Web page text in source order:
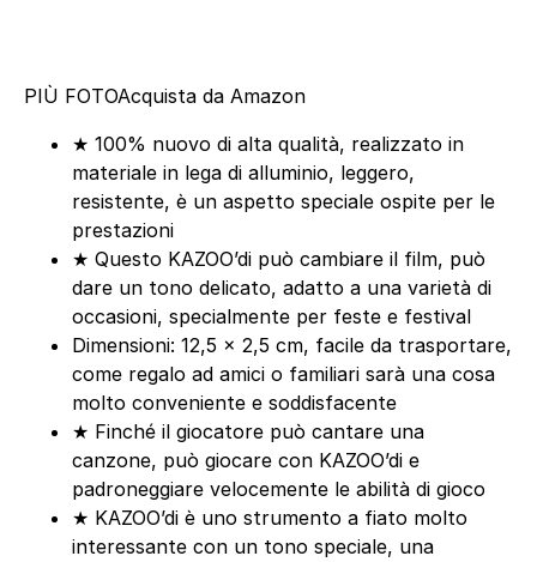
PIÙ FOTOAcquista da Amazon
★ 100% nuovo di alta qualità, realizzato in
materiale in lega di alluminio, leggero,
resistente, è un aspetto speciale ospite per le
prestazioni
★ Questo KAZOO’di può cambiare il film, può
dare un tono delicato, adatto a una varietà di
occasioni, specialmente per feste e festival
Dimensioni: 12,5 x 2,5 cm, facile da trasportare,
come regalo ad amici o familiari sarà una cosa
molto conveniente e soddisfacente
★ Finché il giocatore può cantare una
canzone, può giocare con KAZOO’di e
padroneggiare velocemente le abilità di gioco
★ KAZOO’di è uno strumento a fiato molto
interessante con un tono speciale, una